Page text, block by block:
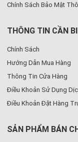
Chính Sách Bảo Mật
THÔNG TIN CẦN
Chính Sách
Hướng Dẫn Mua Hàng
Thông Tin Cửa Hàng
Điều Khoản Sử Dụng
Điều Khoản Đặt Hàng
SẢN PHẨM BÁN